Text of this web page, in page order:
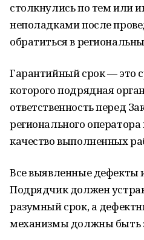
столкнулись по тем или
неполадками после
обратиться в
Гарантийный срок — это
которого подрядная
ответственность перед
регионального
качество выполненных
Все выявленные дефекты
Подрядчик должен
разумный срок, а
механизмы должны быть